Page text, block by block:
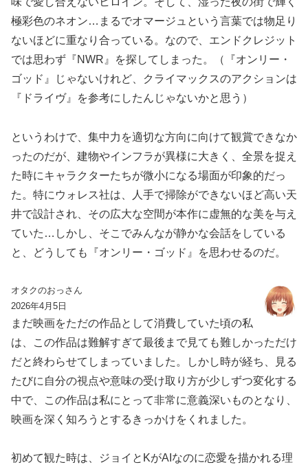
極彩色のネオン…まるでオマージュという言葉では物足り
ないほどに重なり合っている。なので、エンドクレジット
では思わず『NWR』を探してしまった。（『オンリー・
ゴッド』じゃないけれど、クライマックスのアクションは
『ドライヴ』を参考にしたんじゃないかと思う）
というわけで、集中力を適切な方向に向けて観賞できなか
ったのだが、建物やインフラが異様に大きく、全景を捉え
た時にキャラクターたちが微小になる場面が印象的だっ
た。特にウォレス社は、人手で掃除ができないほど高い天
井で設計され、その広大な空間が本作に虚無的な美を与え
ていた…しかし、そこでみんなが静かな会話をしている
と、どうしても『オンリー・ゴッド』を思わせるのだ。
オタクのおっさん
2026年4月5日
まだ映画をただの作品として消費していた頃の私
は、この作品は難解すぎて最後まで見ても難しかっただけ
だと終わらせてしまっていました。しかし時が経ち、見る
たびに自分の視点や意味の受け取り方が少しずつ変化する
中で、この作品は私にとって非常に意義深いものとなり、
映画を深く知ろうとするきっかけをくれました。
初めて観た時は、ジョイとKがAIなのに恋愛を描かれる理